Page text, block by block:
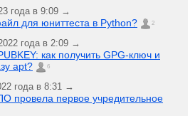
года в 9:09 →
для юниттеста в Python? 2
года в 2:09 →
как получить GPG-ключ и
apt?
6
года в 8:31 →
провела первое учредительное